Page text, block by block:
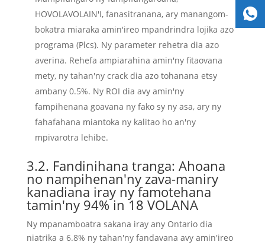
HOVOLAVOLAIN'I, fanasitranana, ary manangom-
bokatra miaraka amin'ireo mpandrindra lojika azo
programa (Plcs). Ny parameter rehetra dia azo
averina. Rehefa ampiarahina amin'ny fitaovana
mety, ny tahan'ny crack dia azo tohanana etsy
ambany 0.5%. Ny ROI dia avy amin'ny
fampihenana goavana ny fako sy ny asa, ary ny
fahafahana miantoka ny kalitao ho an'ny
mpivarotra lehibe.
3.2. Fandinihana tranga: Ahoana
no nampihenan'ny zava-maniry
kanadiana iray ny famotehana
tamin'ny 94% in 18 VOLANA
Ny mpanamboatra sakana iray any Ontario dia
niatrika a 6.8% ny tahan'ny fandavana avy amin'ireo